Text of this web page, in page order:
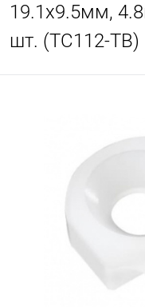
19.1х9.5мм,
шт. (TC112-TB)